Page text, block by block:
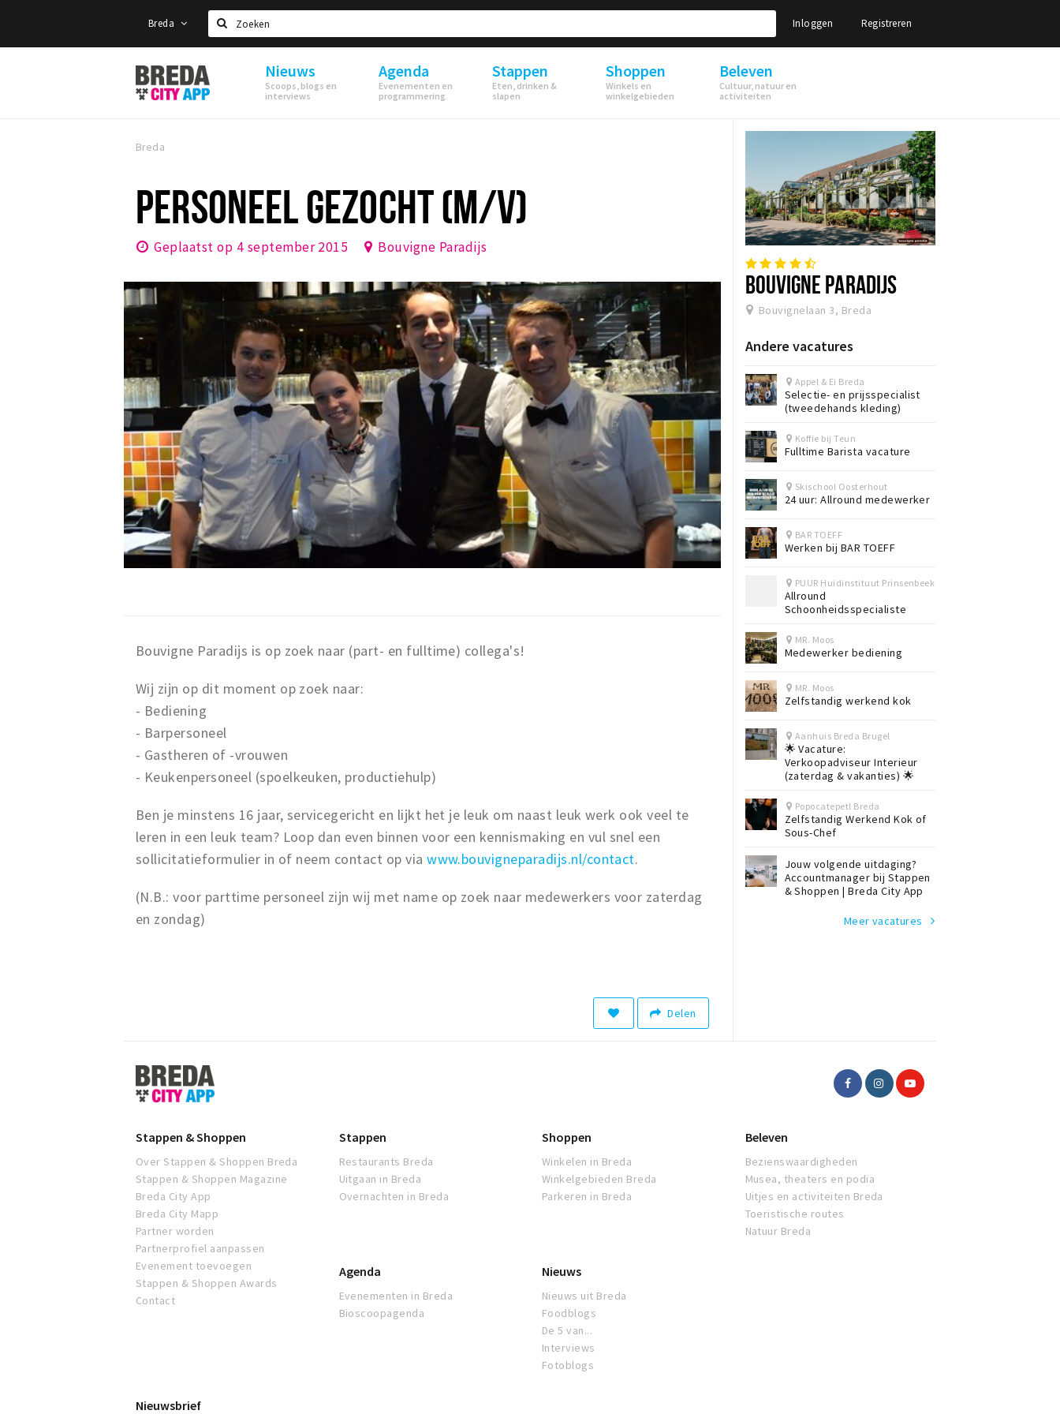
Breda
Zoeken
Inloggen Registreren
Stappen
&
Shoppen
Nieuws
Scoops, blogs en
interviews
Agenda
Evenementen en
programmering
Stappen
Eten, drinken &
slapen
Shoppen
Winkels en
winkelgebieden
Beleven
Cultuur, natuur en
activiteiten
Breda
PERSONEEL GEZOCHT (M/V)
Geplaatst op 4 september 2015 Bouvigne Paradijs
Bouvigne Paradijs is op zoek naar (part- en fulltime) collega's!
Wij zijn op dit moment op zoek naar:
- Bediening
- Barpersoneel
- Gastheren of -vrouwen
- Keukenpersoneel (spoelkeuken, productiehulp)
Ben je minstens 16 jaar, servicegericht en lijkt het je leuk om naast leuk werk ook veel te
leren in een leuk team? Loop dan even binnen voor een kennismaking en vul snel een
sollicitatieformulier in of neem contact op viawww.bouvigneparadijs.nl/contact.
(N.B.: voor parttime personeel zijn wij met name op zoek naar medewerkers voor zaterdag
en zondag)
Delen
BOUVIGNE PARADIJS
Bouvignelaan 3, Breda
Andere vacatures
Appel & Ei Breda
Selectie- en prijsspecialist
(tweedehands kleding)
Koffie bij Teun
Fulltime Barista vacature
Skischool Oosterhout
24 uur: Allround medewerker
BAR TOEFF
Werken bij BAR TOEFF
PUUR Huidinstituut Prinsenbeek
Allround
Schoonheidsspecialiste
MR. Moos
Medewerker bediening
MR. Moos
Zelfstandig werkend kok
Aanhuis Breda Brugel
🌟 Vacature:
Verkoopadviseur Interieur
(zaterdag & vakanties) 🌟
Popocatepetl Breda
Zelfstandig Werkend Kok of
Sous-Chef
Jouw volgende uitdaging?
Accountmanager bij Stappen
& Shoppen | Breda City App
Meer vacatures
Stappen
&
Shoppen
Stappen & Shoppen
Over Stappen & Shoppen Breda
Stappen & Shoppen Magazine
Breda City App
Breda City Mapp
Partner worden
Partnerprofiel aanpassen
Evenement toevoegen
Stappen & Shoppen Awards
Contact
Stappen
Restaurants Breda
Uitgaan in Breda
Overnachten in Breda
Shoppen
Winkelen in Breda
Winkelgebieden Breda
Parkeren in Breda
Beleven
Bezienswaardigheden
Musea, theaters en podia
Uitjes en activiteiten Breda
Toeristische routes
Natuur Breda
Agenda
Evenementen in Breda
Bioscoopagenda
Nieuws
Nieuws uit Breda
Foodblogs
De 5 van...
Interviews
Fotoblogs
Nieuwsbrief